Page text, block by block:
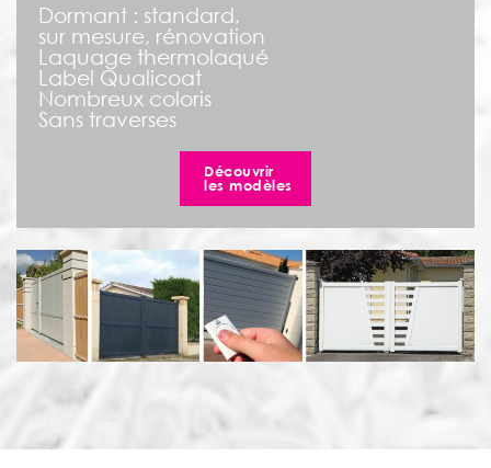
Dormant : standard,
sur mesure, rénovation
Laquage thermolaqué
Label Qualicoat
Nombreux coloris
Sans traverses
Découvrir
les modèles